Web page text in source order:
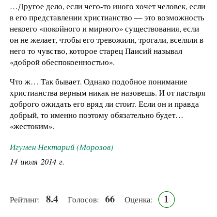
…Другое дело, если чего-то иного хочет человек, если
в его представлении христианство — это возможность
некоего «покойного и мирного» существования, если
он не желает, чтобы его тревожили, трогали, вселяли в
него то чувство, которое старец Паисий называл
«доброй обеспокоенностью».
Что ж… Так бывает. Однако подобное понимание
христианства верным никак не назовешь. И от пастыря
доброго ожидать его вряд ли стоит. Если он и правда
добрый, то именно поэтому обязательно будет…
«жестоким».
Игумен Нектарий (Морозов)
14 июля 2014 г.
Рейтинг: 8.4 Голосов: 66 Оценка: 1